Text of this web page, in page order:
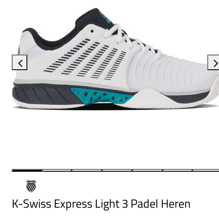
K-Swiss Express Light 3 Padel Heren